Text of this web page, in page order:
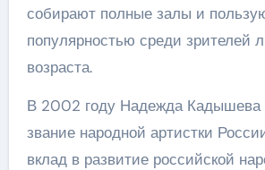
собирают полные залы и
популярностью среди зрителей
возраста.
В 2002 году Надежда Кадышева
звание народной артистки
вклад в развитие российской